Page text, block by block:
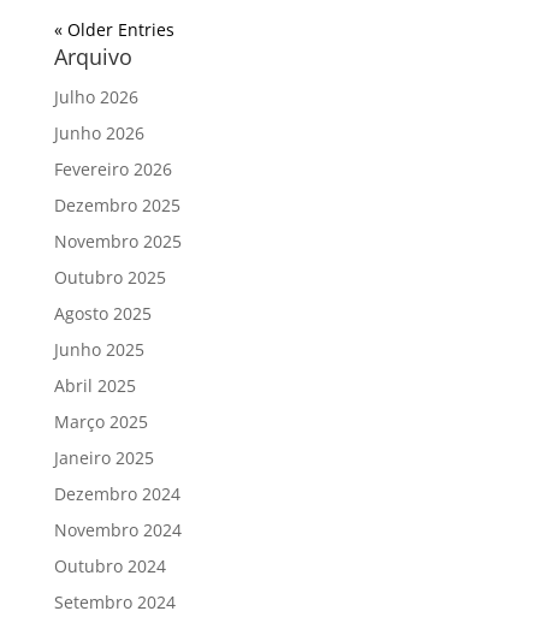
« Older Entries
Arquivo
Julho 2026
Junho 2026
Fevereiro 2026
Dezembro 2025
Novembro 2025
Outubro 2025
Agosto 2025
Junho 2025
Abril 2025
Março 2025
Janeiro 2025
Dezembro 2024
Novembro 2024
Outubro 2024
Setembro 2024